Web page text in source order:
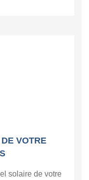
VOTRE
solaire de votre